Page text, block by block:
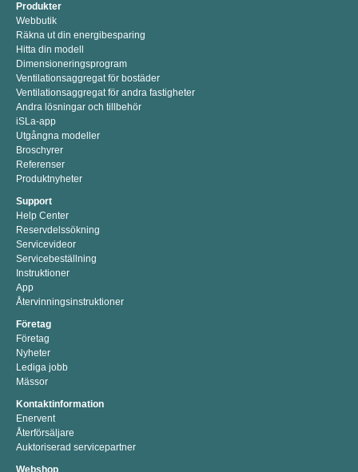
Produkter
Webbutik
Räkna ut din energibesparing
Hitta din modell
Dimensioneringsprogram
Ventilationsaggregat för bostäder
Ventilationsaggregat för andra fastigheter
Andra lösningar och tillbehör
iSLa-app
Utgångna modeller
Broschyrer
Referenser
Produktnyheter
Support
Help Center
Reservdelssökning
Servicevideor
Servicebeställning
Instruktioner
App
Återvinningsinstruktioner
Företag
Företag
Nyheter
Lediga jobb
Mässor
Kontaktinformation
Enervent
Återförsäljare
Auktoriserad servicepartner
Webshop